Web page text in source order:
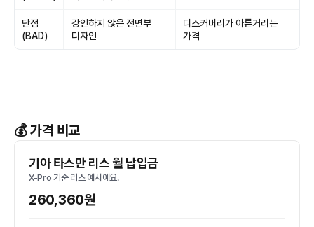
단점
(BAD)
강인하지 않은 전면부
디자인
디스커버리가 아른거리는
가격
💰 가격 비교
기아 타스만 리스 월 납입금
X-Pro 기준 리스 예시예요.
260,360원